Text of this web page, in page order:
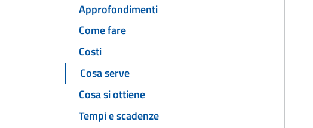
Approfondimenti
Come fare
Costi
Cosa serve
Cosa si ottiene
Tempi e scadenze